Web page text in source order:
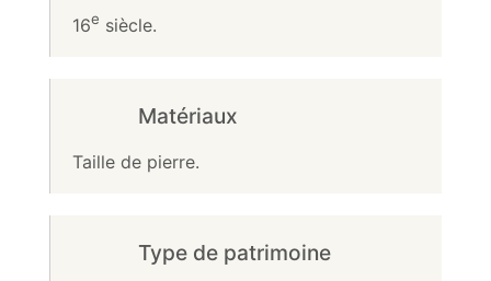
16e siècle.
Matériaux
Taille de pierre.
Type de patrimoine